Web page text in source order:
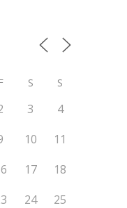
F S S
3
4
10
11
17
18
24
25